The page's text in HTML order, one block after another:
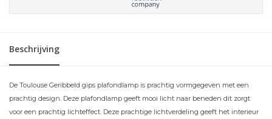
Beschrijving
De Toulouse Geribbeld gips plafondlamp is prachtig vormgegeven met een
prachtig design. Deze plafondlamp geeft mooi licht naar beneden dit zorgt
voor een prachtig lichteffect. Deze prachtige lichtverdeling geeft het interieur